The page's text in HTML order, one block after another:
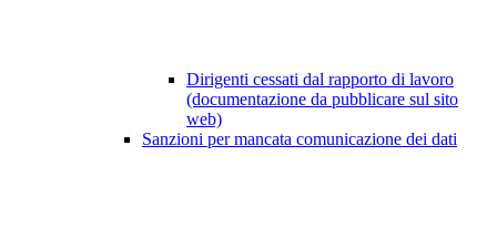
Dirigenti cessati dal rapporto di lavoro
(documentazione da pubblicare sul sito
web)
Sanzioni per mancata comunicazione dei dati